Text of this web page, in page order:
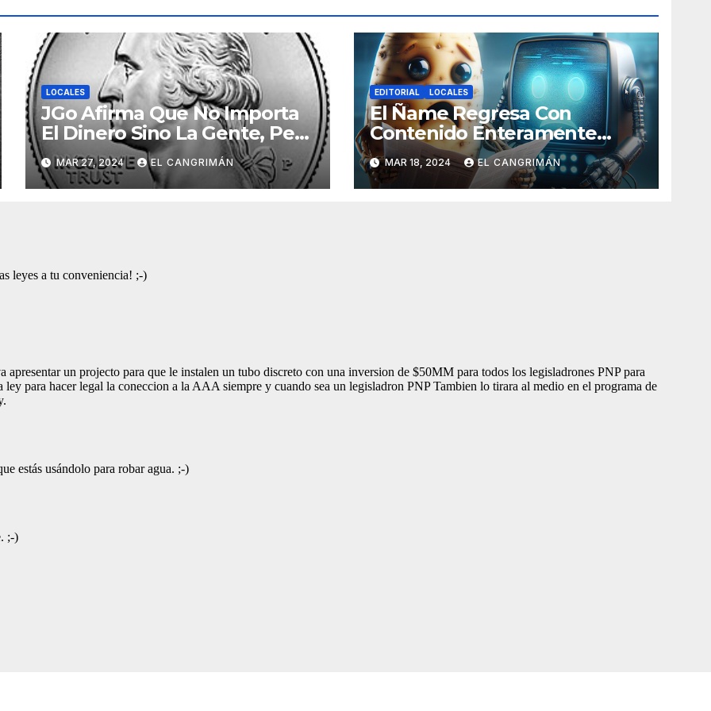
LOCALES
JGo Afirma Que No Importa
El Dinero Sino La Gente, Pero
Pregunta: «¿De Verdad No
Tendrán Una Pejetita?»
MAR 27, 2024 EL CANGRIMÁN
EDITORIAL LOCALES
El Ñame Regresa Con
Contenido Enteramente
Generado Por Inteligencia
Artificial
MAR 18, 2024 EL CANGRIMÁN